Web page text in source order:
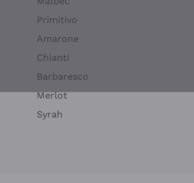
Primitivo
Amarone
Chianti
Barbaresco
Merlot
Syrah